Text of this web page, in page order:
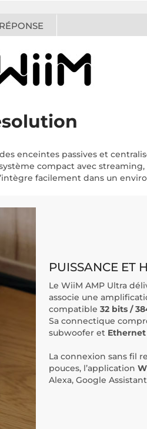
passives et
compact avec
facilement dans un
PUISSANCE ET
Le WiiM AMP Ultra
associe une
compatible 32 bits /
Sa connectique
subwoofer et Ethernet
La connexion sans fil
pouces, l’application
Alexa, Google